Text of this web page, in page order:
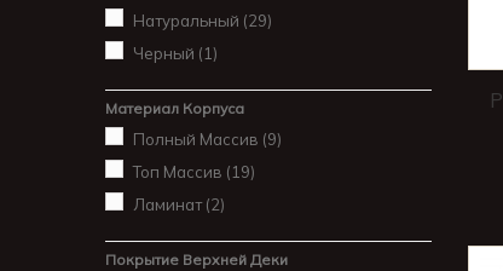
Натуральный (29)
Черный (1)
Материал Корпуса
Полный Массив (9)
Топ Массив (19)
Ламинат(2)
Покрытие Верхней Деки